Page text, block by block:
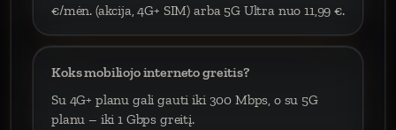
€/mėn. (akcija, 4G+ SIM) arba 5G Ultra nuo 11,99 €.
Koks mobiliojo interneto greitis?
Su 4G+ planu gali gauti iki 300 Mbps, o su 5G
planu – iki 1 Gbps greitį.